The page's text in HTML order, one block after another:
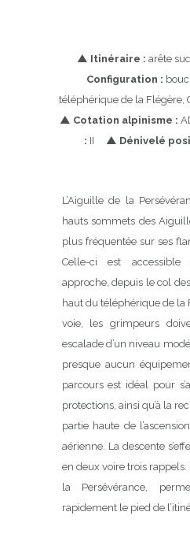
▲ Itinéraire : arête
Configuration :
téléphérique de la Flégère,
▲ Cotation alpinisme :
: II ▲ Dénivelé
L’Aiguille de la
hauts sommets des
plus fréquentée sur ses
Celle-ci est
approche, depuis le col
haut du téléphérique de la
voie, les grimpeurs
escalade d’un niveau
presque aucun
parcours est idéal pour
protections, ainsi qu’à la
partie haute de
aérienne. La descente
en deux voire trois
la Persévérance,
rapidement le pied de